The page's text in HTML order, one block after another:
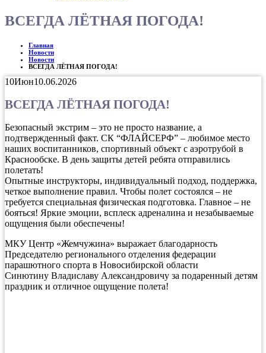
ВСЕГДА ЛЁТНАЯ ПОГОДА!
Главная
Новости
Новости
ВСЕГДА ЛЁТНАЯ ПОГОДА!
10Июн10.06.2026
ВСЕГДА ЛЁТНАЯ ПОГОДА!
️Безопасный экстрим – это не просто название, а
подтвержденный факт. СК “ФЛАЙСЕРФ” – любимое место
наших воспитанников, спортивный объект с аэротрубой в
Краснообске. В день защиты детей ребята отправились
полетать!
Опытные инструкторы, индивидуальный подход, поддержка,
четкое выполнение правил. Чтобы полет состоялся – не
требуется специальная физическая подготовка. Главное – не
бояться! Яркие эмоции, всплеск адреналина и незабываемые
ощущения были обеспечены!
МКУ Центр «Жемчужина» выражает благодарность
Председателю регионального отделения федерации
парашютного спорта в Новосибирской области
Синютину Владиславу Александровичу за подаренный детям
праздник и отличное ощущение полета!